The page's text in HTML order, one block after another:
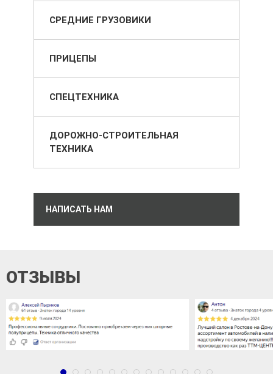
СРЕДНИЕ ГРУЗОВИКИ
ПРИЦЕПЫ
СПЕЦТЕХНИКА
ДОРОЖНО-СТРОИТЕЛЬНАЯ
ТЕХНИКА
НАПИСАТЬ НАМ
ОТЗЫВЫ